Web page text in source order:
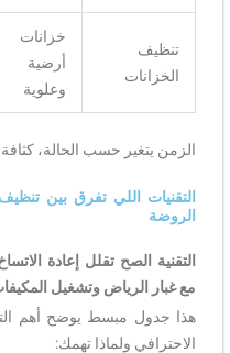
تنظيف
الخزانات
خزانات
أرضية
وعلوية
الزمن يتغير حسب الحالة، كثافة
التقنيات اللي تفرق بين
الروضة
التقنية الصح تقلل إعادة
مع غبار الرياض وتشغيل
هذا جدول مبسط يوضح أهم
الاحترافي ولماذا تهمك: